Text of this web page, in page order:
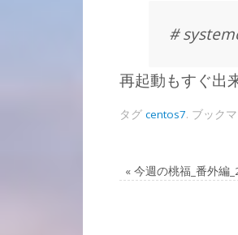
#
再起動もすぐ出
タグ centos7. ブック
« 今週の桃福_番外編